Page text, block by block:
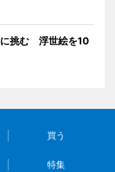
に挑む 浮世絵を10
買う
特集